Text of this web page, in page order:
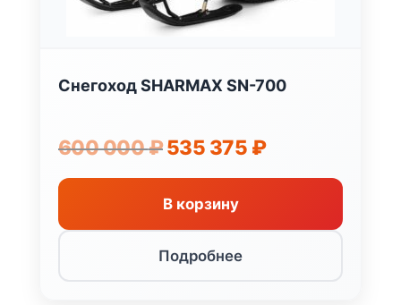
Снегоход SHARMAX SN-700
600 000₽ Первоначальная
цена
составляла
600
535 375 ₽Текущая
535
В корзину
Подробнее